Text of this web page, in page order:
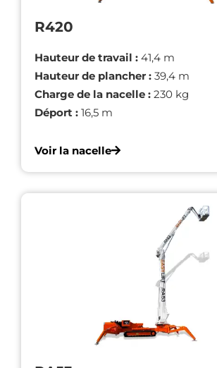
R420
Hauteur de travail : 41,4 m
Hauteur de plancher : 39,4 m
Charge de la nacelle : 230 kg
Déport : 16,5 m
Voir la nacelle